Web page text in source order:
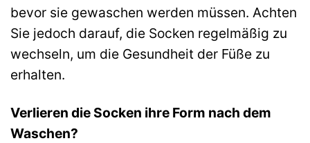
bevor sie gewaschen werden müssen. Achten
Sie jedoch darauf, die Socken regelmäßig zu
wechseln, um die Gesundheit der Füße zu
erhalten.
Verlieren die Socken ihre Form nach dem
Waschen?